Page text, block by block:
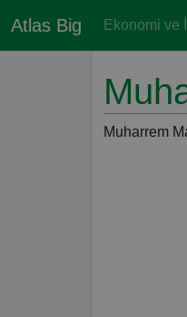
Atlas Big Ekonomi ve
Muharrem